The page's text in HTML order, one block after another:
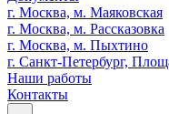
г. Москва, м. Маяковская
г. Москва, м. Рассказовка
г. Москва, м. Пыхтино
г. Санкт-Петербург,
Наши работы
Контакты